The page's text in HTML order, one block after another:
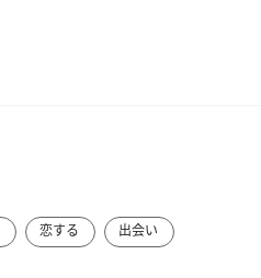
恋する 出会い